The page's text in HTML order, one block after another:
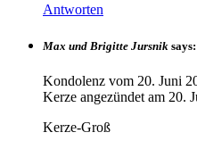
Antworten
Max und Brigitte Jursnik says:
Kondolenz vom 20. Juni
Kerze angezündet am 20.
Kerze-Groß